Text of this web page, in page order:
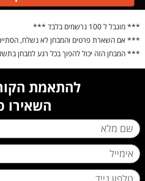
*** מוגבל ל 100 נרשמים בלבד ***
*** אם השארת פרטים והמבחן לא נשלח,
*** המבחן הזה יכול להפוך בכל רגע למבחן
להתאמת
השאירו